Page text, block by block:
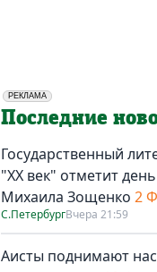
РЕКЛАМА
Социальная реклама
Последние
Государственный
"ХХ век" отметит
Михаила Зощенко 2
С.ПетербургВчера 21:59
Аисты поднимают